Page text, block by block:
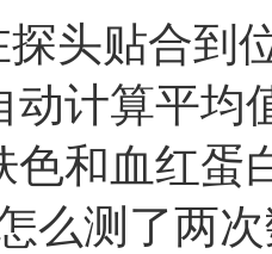
头贴合到
动计算平均
色和血红
么测了两